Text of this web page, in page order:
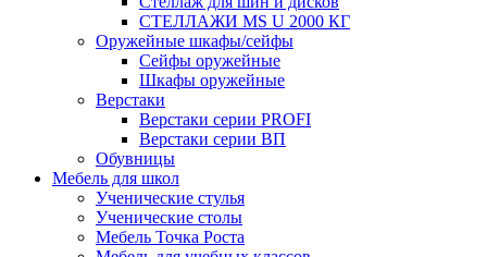
СТЕЛЛАЖИ MS U 2000 КГ
Оружейные шкафы/сейфы
Сейфы оружейные
Шкафы оружейные
Верстаки
Верстаки серии PROFI
Верстаки серии ВП
Обувницы
Мебель для школ
Ученические стулья
Ученические столы
Мебель Точка Роста